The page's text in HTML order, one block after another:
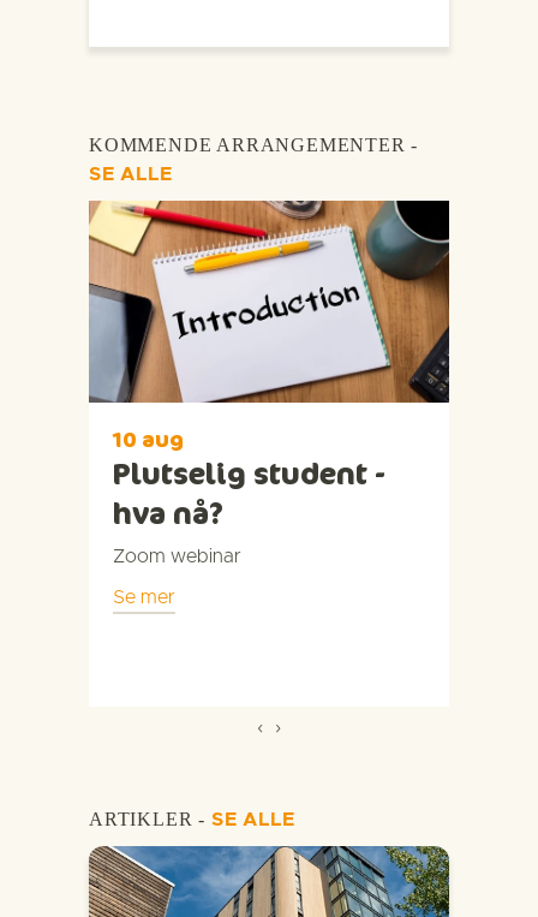
KOMMENDE ARRANGEMENTER -
SE ALLE
10 aug
Plutselig student -
hva nå?
Zoom webinar
Se mer
‹ ›
ARTIKLER - SE ALLE